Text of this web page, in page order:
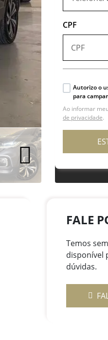
CPF
Autorizo o
para
Ao informar
de privacidade.
FALE
Temos
disponível
dúvidas.